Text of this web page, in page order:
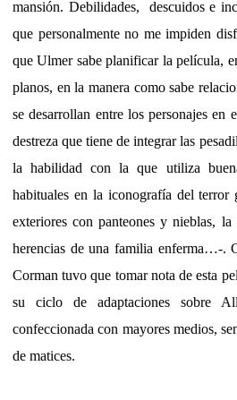
mansión. Debilidades,
descuidos e
que personalmente no me impiden
que Ulmer sabe planificar la película,
planos, en la manera como sabe
se desarrollan entre los personajes en
destreza que tiene de integrar las
la habilidad con la que utiliza
habituales en la iconografía del terror
exteriores con panteones y nieblas, la
herencias de una familia enferma…-.
Corman tuvo que tomar nota de esta
su ciclo de adaptaciones sobre
confeccionada con mayores medios,
de matices.